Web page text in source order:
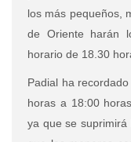
los más pequeños,
de Oriente harán
horario de 18.30
Padial ha
horas a 18:00
ya que se